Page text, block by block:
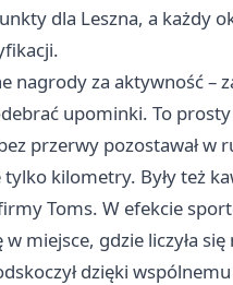
dla Leszna, a każdy
nagrody za aktywność –
upominki. To
przerwy pozostawał w
kilometry. Były też
Toms. W efekcie
miejsce, gdzie liczyła
dzięki